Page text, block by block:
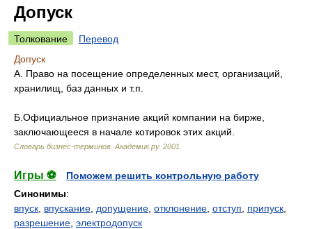
Допуск
Толкование
Перевод
Допуск
А. Право на посещение определенных мест, организаций,
хранилищ, баз данных и т.п.
Б.Официальное признание акций компании на бирже,
заключающееся в начале котировок этих акций.
Словарь бизнес-терминов. Академик.ру. 2001
Игры ⚽
Поможем решить контрольную работу
Синонимы:
впуск впускание допущение отклонение отступ припуск
разрешение электродопуск